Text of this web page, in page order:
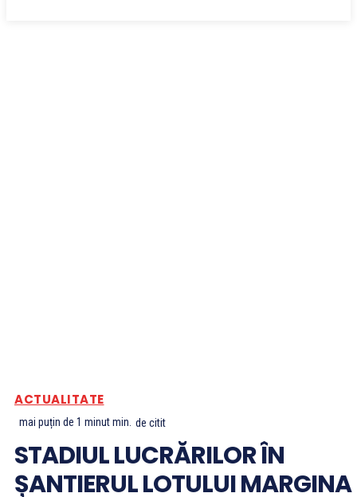
ACTUALITATE
mai puțin de 1 minutmin. de citit
STADIUL LUCRĂRILOR ÎN
ȘANTIERUL LOTULUI